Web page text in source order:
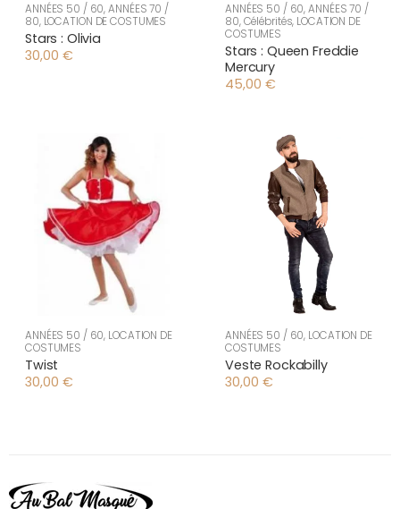
ANNÉES 50 / 60,ANNÉES 70 /
80, LOCATION DE COSTUMES
Stars : Olivia
30,00 €
ANNÉES 50 / 60,ANNÉES 70 /
80,Célébrités, LOCATION DE
COSTUMES
Stars : Queen Freddie
Mercury
45,00 €
ANNÉES 50 / 60, LOCATION DE
COSTUMES
Twist
30,00 €
ANNÉES 50 / 60, LOCATION DE
COSTUMES
Veste Rockabilly
30,00 €